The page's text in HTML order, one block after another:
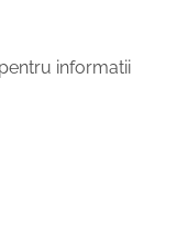
informatii